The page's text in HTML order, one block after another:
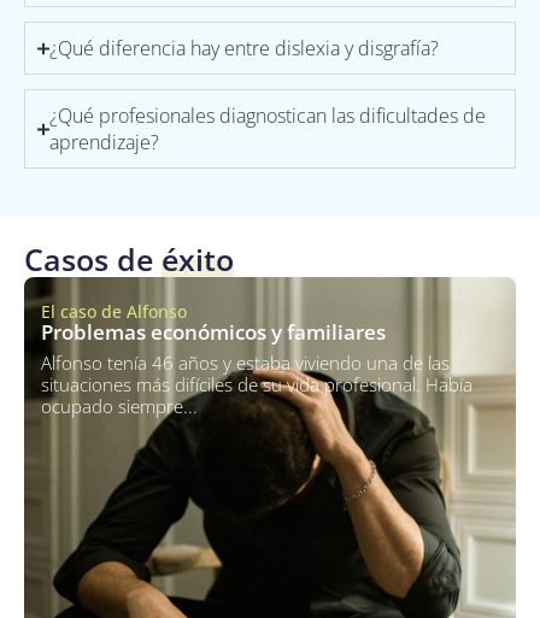
¿Qué diferencia hay entre dislexia y disgrafía?
¿Qué profesionales diagnostican las dificultades de
aprendizaje?
Casos de éxito
El caso de Alfonso
Problemas económicos y familiares
Alfonso tenía 46 años y estaba viviendo una de las
situaciones más difíciles de su vida profesional. Había
ocupado siempre...